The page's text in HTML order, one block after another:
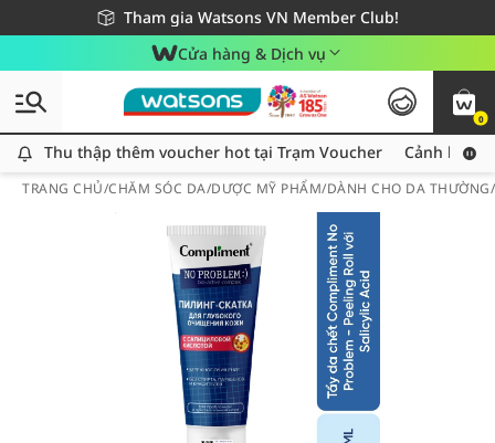
Tham gia Watsons VN Member Club!
Miễn phí giao hàng cho đơn hàng từ 249,000Đ
Giao hàng nhanh 24h - Áp dụng khu vực TP. Hồ Chí Minh
Cửa hàng & Dịch vụ
0
Thu thập thêm voucher hot tại Trạm Voucher
Thu thập thêm voucher hot tại Trạm Voucher Cảnh báo
TRANG CHỦ/CHĂM SÓC DA/DƯỢC MỸ PHẨM/DÀNH CHO DA